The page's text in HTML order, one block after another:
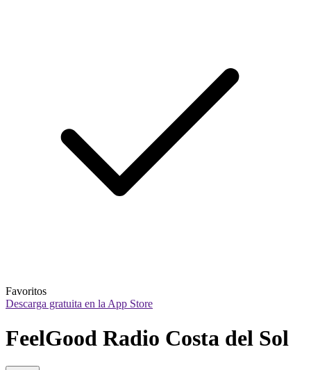
Favoritos
Descarga gratuita en la App Store
FeelGood Radio Costa del Sol